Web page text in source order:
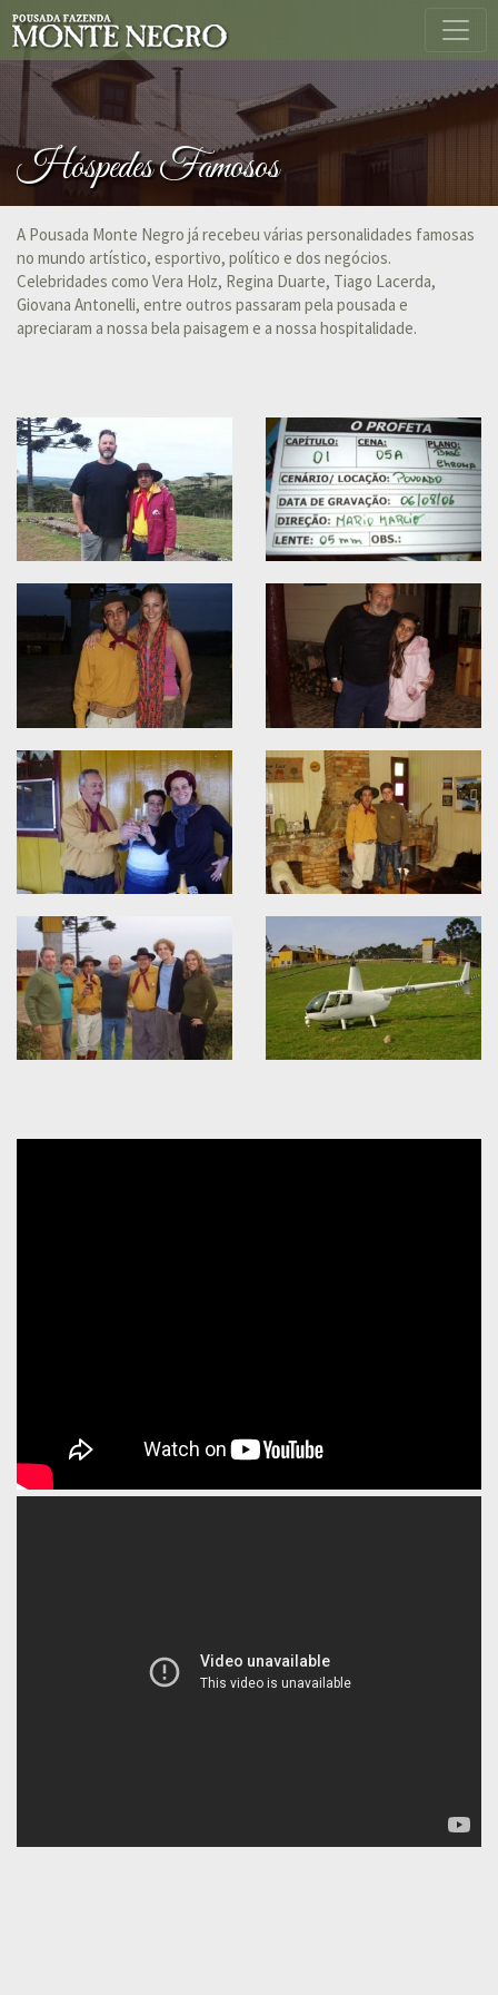
Hóspedes Famosos
A Pousada Monte Negro já recebeu várias personalidades famosas
no mundo artístico, esportivo, político e dos negócios.
Celebridades como Vera Holz, Regina Duarte, Tiago Lacerda,
Giovana Antonelli, entre outros passaram pela pousada e
apreciaram a nossa bela paisagem e a nossa hospitalidade.